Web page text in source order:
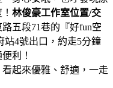
林俊豪工作室位置/交
五段71巷的『好fun空
站4號出口，約走5分鐘
利！
看起來優雅、舒適，一走